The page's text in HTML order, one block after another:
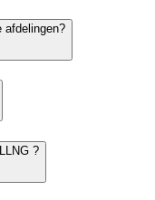
afdelingen?
?